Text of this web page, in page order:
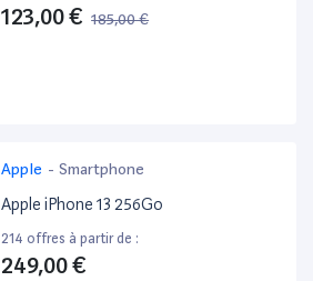
123,00 € 185,00 €
Apple - Smartphone
Apple iPhone 13 256Go
214 offres à partir de :
249,00 €